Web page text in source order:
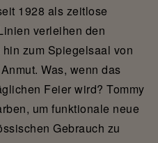
1928 als zeitlose
verleihen den
zum Spiegelsaal von
Was, wenn das
Feier wird? Tommy
um funktionale neue
Gebrauch zu